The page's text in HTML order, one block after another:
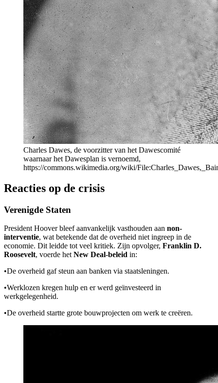
Charles Dawes, de voorzitter van het Dawescomité
waarnaar het Dawesplan is vernoemd,
https://commons.wikimedia.org/wiki/
Reacties op de crisis
Verenigde Staten
President Hoover bleef aanvankelijk vasthouden aan non-
interventie, wat betekende dat de overheid niet ingreep in de
economie. Dit leidde tot veel kritiek. Zijn opvolger, Franklin D.
Roosevelt, voerde het New Deal-beleid in:
•De overheid gaf steun aan banken via staatsleningen.
•Werklozen kregen hulp en er werd geïnvesteerd in
werkgelegenheid.
•De overheid startte grote bouwprojecten om werk te creëren.